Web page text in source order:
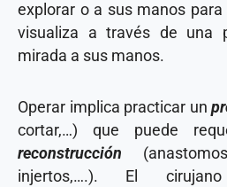
explorar o a sus manos
visualiza a través de una
mirada a sus manos.
Operar implica practicar un
cortar,…) que puede
reconstrucción
injertos,….). El